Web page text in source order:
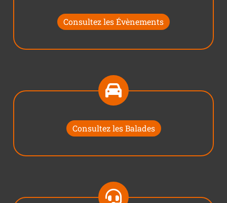
Consultez les Évènements
Consultez les Balades